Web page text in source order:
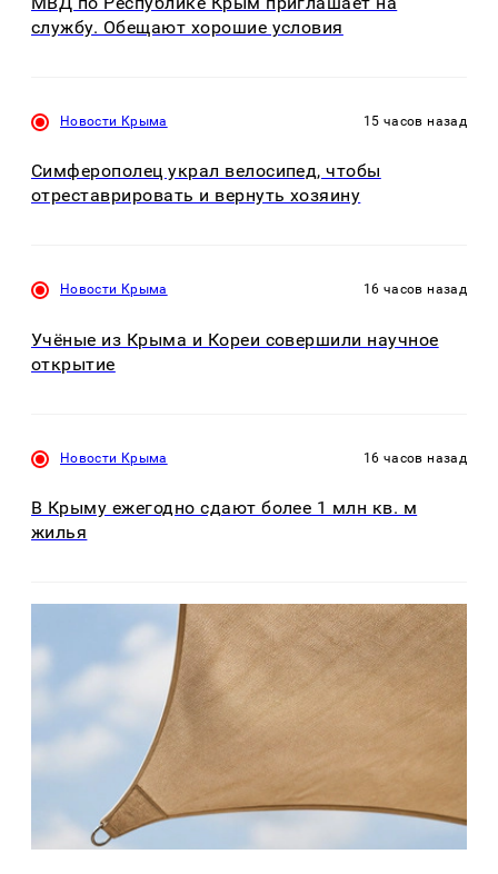
службу. Обещают хорошие условия
Новости Крыма 15 часов назад
Симферополец украл велосипед, чтобы
отреставрировать и вернуть хозяину
Новости Крыма 16 часов назад
Учёные из Крыма и Кореи совершили научное
открытие
Новости Крыма 16 часов назад
В Крыму ежегодно сдают более 1 млн кв. м
жилья